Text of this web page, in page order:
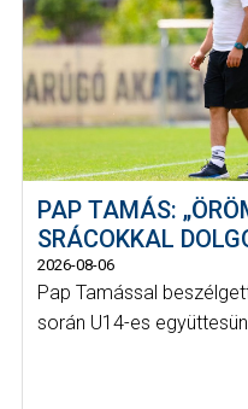
PAP TAMÁS:
SRÁCOKKAL
2026-08-06
Pap Tamással
során U14-es